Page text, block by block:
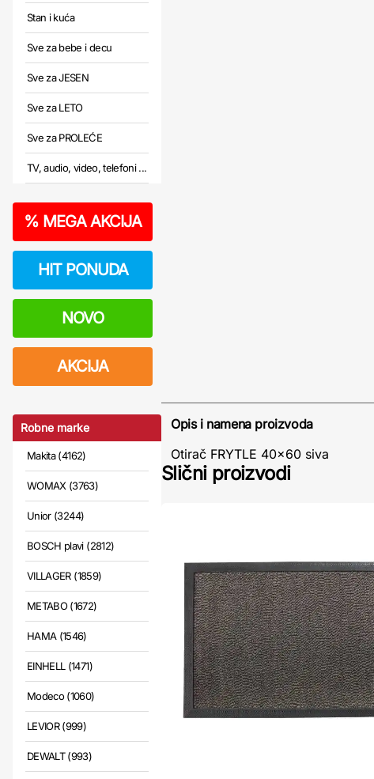
Stan i kuća
Sve za bebe i decu
Sve za JESEN
Sve za LETO
Sve za PROLEĆE
TV, audio, video, telefoni ...
% MEGA AKCIJA
HIT PONUDA
NOVO
AKCIJA
Robne marke
Makita (4162)
WOMAX (3763)
Unior (3244)
BOSCH plavi (2812)
VILLAGER (1859)
METABO (1672)
HAMA (1546)
EINHELL (1471)
Modeco (1060)
LEVIOR (999)
DEWALT (993)
Opis i namena proizvoda
Otirač FRYTLE 40x60 siva
Slični proizvodi